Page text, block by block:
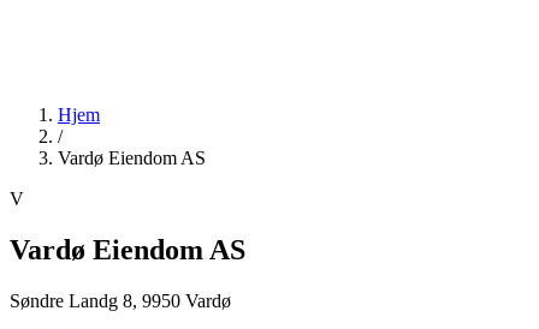
Hjem
/
Vardø Eiendom AS
V
Vardø Eiendom AS
Søndre Landg 8, 9950 Vardø